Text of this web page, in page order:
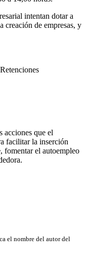
intentan dotar a
creación de empresas, y
acciones que el
facilitar la inserción
fomentar el autoempleo
el nombre del autor del